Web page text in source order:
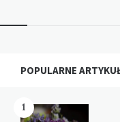
Widgets
POPULARNE
1